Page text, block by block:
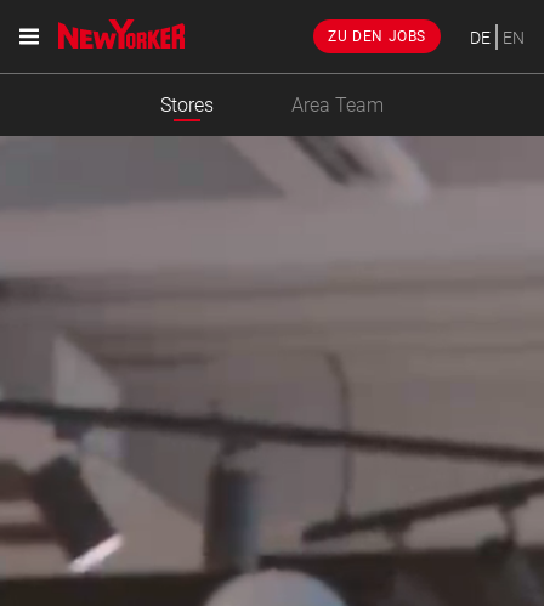
ZU DEN JOBS DE EN
Stores Area Team